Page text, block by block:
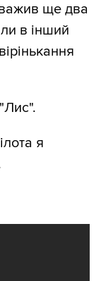
ще два
в інший
я